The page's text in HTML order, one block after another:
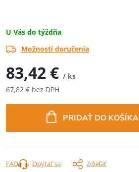
U Vás do týždňa
Možnosti doručenia
83,42 € / ks
67,82 € bez DPH
PRIDAŤ DO KOŠÍKA
Opýtať sa Zdieľať
FAQ